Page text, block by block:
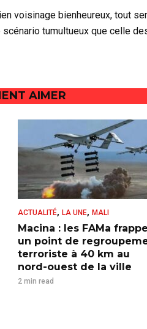
voisinage bienheureux, tout
scénario tumultueux que celle
AIMER
ACTUALITÉ, LA UNE, MALI
Macina : les FAMa
un point de
terroriste à 40 km au
nord-ouest de la ville
2 min read